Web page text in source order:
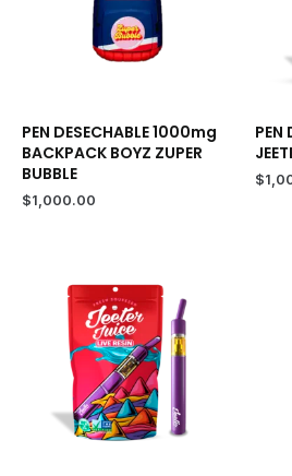
PEN DESECHABLE 1000mg
BACKPACK BOYZ ZUPER
BUBBLE
$1,000.00
PEN
$